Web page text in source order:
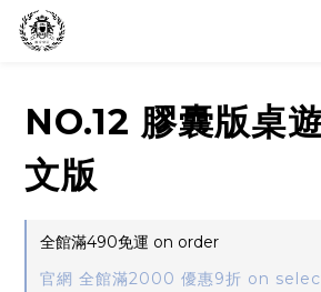
NO.12 膠囊版桌
文版
全館滿490免運 on order
官網 全館滿2000 優惠9折 on